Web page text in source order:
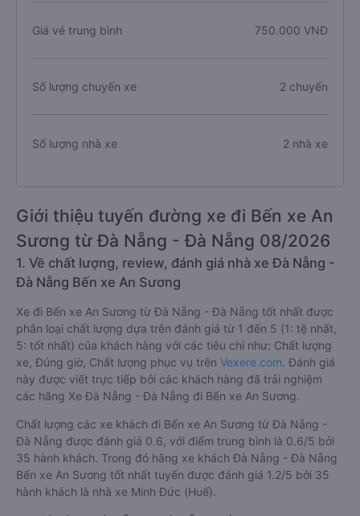
Giá vé trung bình 750.000 VNĐ
Số lượng chuyến xe 2 chuyến
Số lượng nhà xe 2 nhà xe
Giới thiệu tuyến đường xe đi Bến xe An
Sương từ Đà Nẵng - Đà Nẵng 08/2026
1. Về chất lượng, review, đánh giá nhà xe Đà Nẵng -
Đà Nẵng Bến xe An Sương
Xe đi Bến xe An Sương từ Đà Nẵng - Đà Nẵng tốt nhất được
phân loại chất lượng dựa trên đánh giá từ 1 đến 5 (1: tệ nhất,
5: tốt nhất) của khách hàng với các tiêu chí như: Chất lượng
xe, Đúng giờ, Chất lượng phục vụ trên Vexere.com. Đánh giá
này được viết trực tiếp bởi các khách hàng đã trải nghiệm
các hãng Xe Đà Nẵng - Đà Nẵng đi Bến xe An Sương.
Chất lượng các xe khách đi Bến xe An Sương từ Đà Nẵng -
Đà Nẵng được đánh giá 0.6, với điểm trung bình là 0.6/5 bởi
35 hành khách. Trong đó hãng xe khách Đà Nẵng - Đà Nẵng
Bến xe An Sương tốt nhất tuyến được đánh giá 1.2/5 bởi 35
hành khách là nhà xe Minh Đức (Huế).